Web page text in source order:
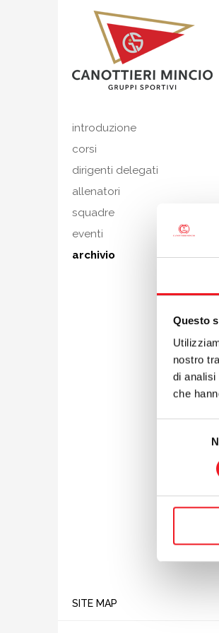
Questo
nostro
di analisi
che
introduzione
corsi
dirigenti delegati
allenatori
squadre
eventi
archivio
SITE MAP